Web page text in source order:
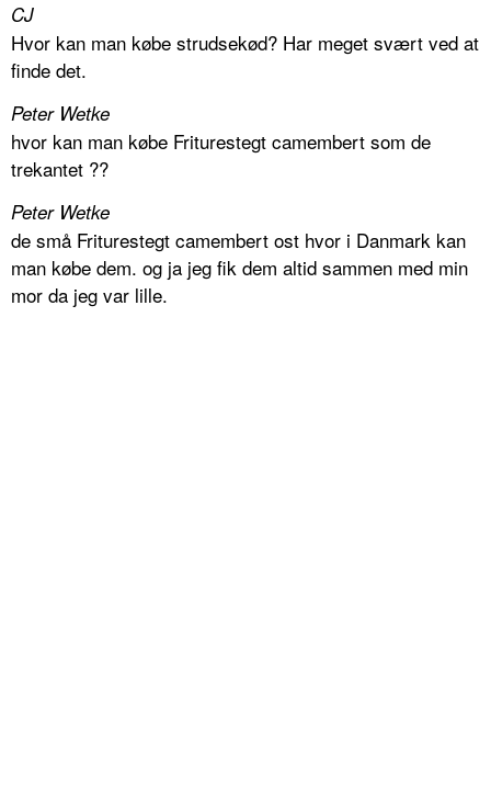
CJ
Hvor kan man købe strudsekød? Har meget svært ved at
finde det.
Peter Wetke
hvor kan man købe Friturestegt camembert som de
trekantet ??
Peter Wetke
de små Friturestegt camembert ost hvor i Danmark kan
man købe dem. og ja jeg fik dem altid sammen med min
mor da jeg var lille.